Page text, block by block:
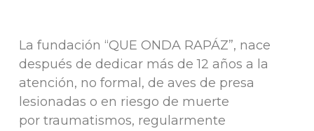
La fundación “QUE ONDA RAPÁZ”, nace
después de dedicar más de 12 años a la
atención, no formal, de aves de presa
lesionadas o en riesgo de muerte
por traumatismos, regularmente